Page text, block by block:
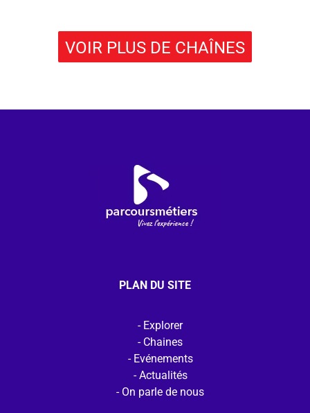
VOIR PLUS DE CHAÎNES
PLAN DU SITE
Explorer
Chaines
Evénements
Actualités
On parle de nous